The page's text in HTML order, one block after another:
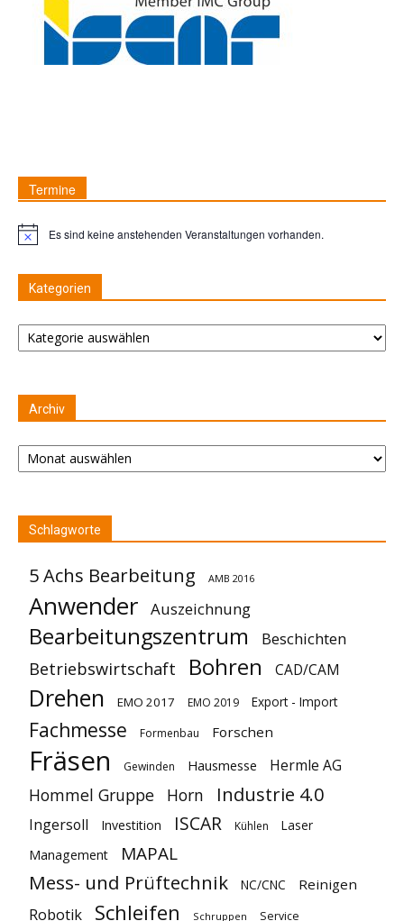
Termine
HinweisEs sind keine anstehenden Veranstaltungen vorhanden.
Kategorien
Kategorien
Archiv
Archiv
Schlagworte
5 Achs Bearbeitung AMB 2016
Anwender Auszeichnung
Bearbeitungszentrum Beschichten
Betriebswirtschaft Bohren CAD/CAM
Drehen EMO 2017 EMO 2019 Export - Import
Fachmesse Formenbau Forschen
Fräsen Gewinden Hausmesse Hermle AG
Hommel Gruppe Horn Industrie 4.0
Ingersoll Investition ISCAR Kühlen
Laser
Management
MAPAL
Mess- und Prüftechnik NC/CNC Reinigen
Robotik Schleifen Schruppen Service